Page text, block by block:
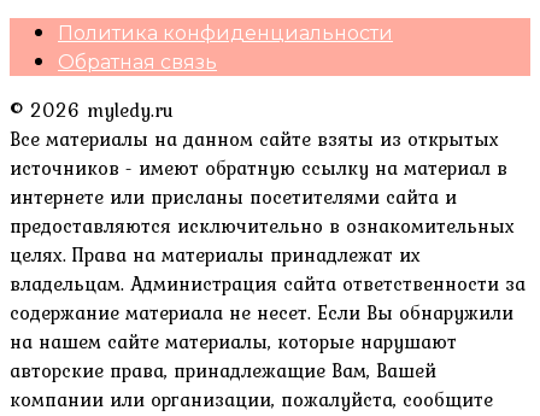
Политика конфиденциальности
Обратная связь
© 2026 myledy.ru
Все материалы на данном сайте взяты из открытых
источников - имеют обратную ссылку на материал в
интернете или присланы посетителями сайта и
предоставляются исключительно в ознакомительных
целях. Права на материалы принадлежат их
владельцам. Администрация сайта ответственности за
содержание материала не несет. Если Вы обнаружили
на нашем сайте материалы, которые нарушают
авторские права, принадлежащие Вам, Вашей
компании или организации, пожалуйста, сообщите